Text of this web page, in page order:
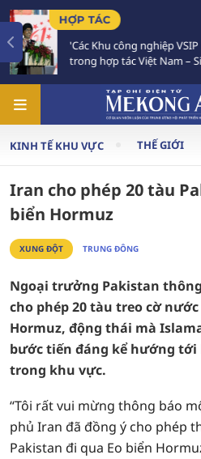
mới
Việt
Chiến
KINH TẾ KHU VỰC THẾ GIỚI
Iran cho phép 20 tàu
biển Hormuz
XUNG ĐỘT TRUNG ĐÔNG
Ngoại trưởng Pakistan
cho phép 20 tàu treo cờ
Hormuz, động thái mà
bước tiến đáng kể hướng tới
trong khu vực.
“Tôi rất vui mừng thông báo
phủ Iran đã đồng ý cho phép
Pakistan đi qua Eo biển